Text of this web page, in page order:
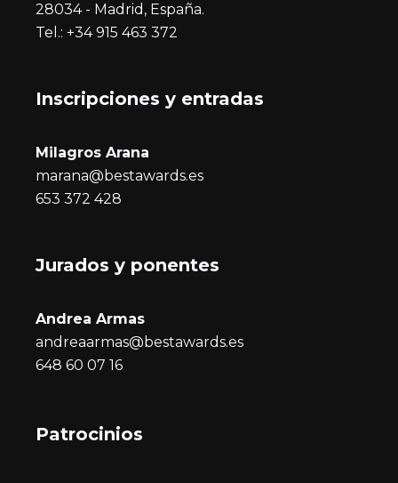
28034 - Madrid, España.
Tel.: +34 915 463 372
Inscripciones y entradas
Milagros Arana
marana@bestawards.es
653 372 428
Jurados y ponentes
Andrea Armas
andreaarmas@bestawards.es
648 60 07 16
Patrocinios